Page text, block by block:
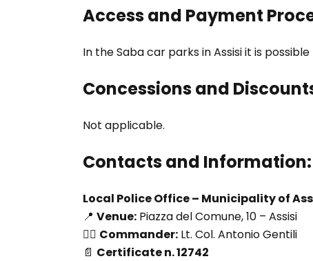
Access and Payment
In the Saba car parks in Assisi it is
Concessions and
Not applicable.
Contacts and Information:
Local Police Office – Municipality of
📍 Venue: Piazza del Comune, 10 – Assisi
👮‍♂️ Commander: Lt. Col. Antonio Gentili
📄 Certificate n. 12742